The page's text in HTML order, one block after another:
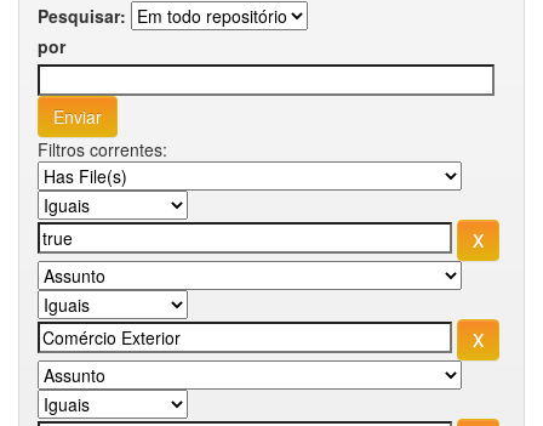
Pesquisar:
por
Filtros correntes: